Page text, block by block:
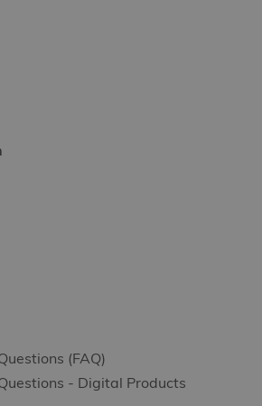
(FAQ)
- Digital Products